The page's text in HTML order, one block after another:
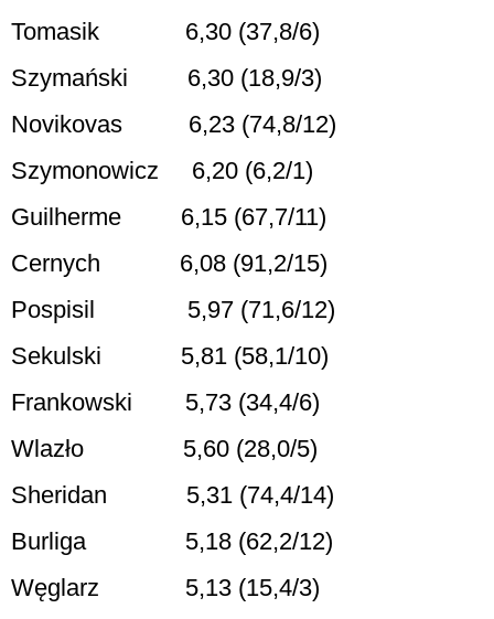
Tomasik
6,30 (37,8/6)
Szymański
6,30 (18,9/3)
Novikovas
6,23 (74,8/12)
Szymonowicz
6,20 (6,2/1)
Guilherme
6,15 (67,7/11)
Cernych
6,08 (91,2/15)
Pospisil
5,97 (71,6/12)
Sekulski
5,81 (58,1/10)
Frankowski
5,73 (34,4/6)
Wlazło
5,60 (28,0/5)
Sheridan
5,31 (74,4/14)
Burliga
5,18 (62,2/12)
Węglarz
5,13 (15,4/3)